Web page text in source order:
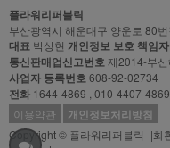
플라워리퍼블릭
부산광역시 해운대구 양운로 80
대표 박상현 개인정보 보호 책임자
통신판매업신고번호 제2014-부
사업자 등록번호 608-92-02734
전화 1644-4869 , 010-4407-4869
이용약관
개인정보처리방침
Copyright © 플라워리퍼블릭 -|화